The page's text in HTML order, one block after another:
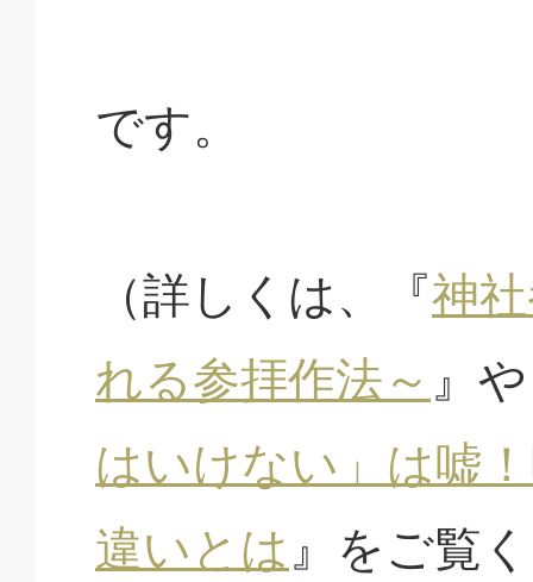
です。
（詳しくは、『神
れる参拝作法～ 』
はいけない」は嘘
違いとは 』をご覧